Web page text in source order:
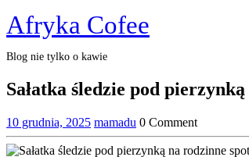
Skip
to
Afryka Cofee
Blog nie tylko o kawie
Close
Menu
Sałatka śledzie pod
10 grudnia, 202510
grudnia,
2025
mamadu mamadu
0 Comment